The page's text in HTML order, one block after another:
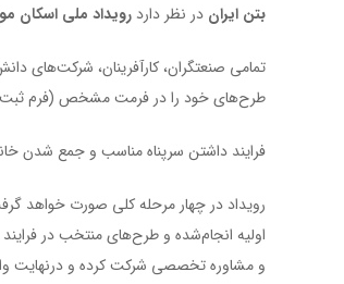
بتن ایران در نظر دارد رویداد ملی اسکان
تمامی صنعتگران، کارآفرینان، شرکت‌های
طرح‌های خود را در فرمت مشخص (فرم
فرایند داشتن سرپناه مناسب و جمع شدن
رویداد در چهار مرحله کلی صورت خواهد
اولیه انجام‌شده و طرح‌های منتخب در
و مشاوره تخصصی شرکت کرده و درنهایت